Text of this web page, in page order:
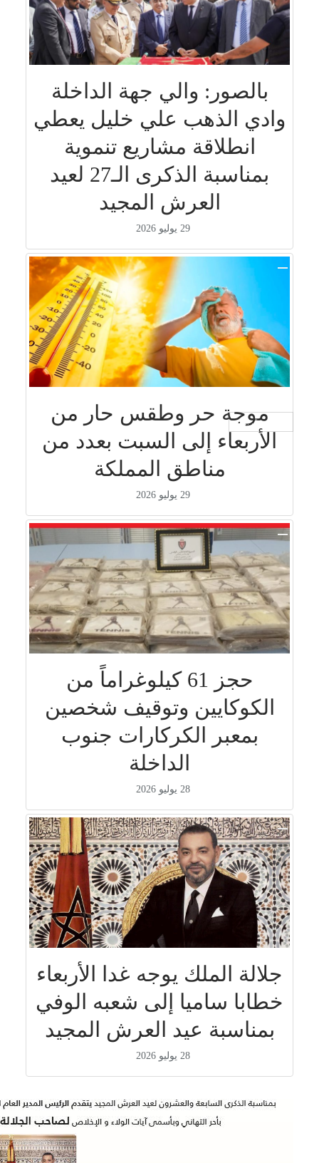
بالصور: والي جهة الداخلة
وادي الذهب علي خليل يعطي
انطلاقة مشاريع تنموية
بمناسبة الذكرى الـ27 لعيد
العرش المجيد
29 يوليو 2026
موجة حر وطقس حار من
الأربعاء إلى السبت بعدد من
مناطق المملكة
29 يوليو 2026
حجز 61 كيلوغراماً من
الكوكايين وتوقيف شخصين
بمعبر الكركارات جنوب
الداخلة
28 يوليو 2026
جلالة الملك يوجه غدا الأربعاء
خطابا ساميا إلى شعبه الوفي
بمناسبة عيد العرش المجيد
28 يوليو 2026
جار التحميل ...